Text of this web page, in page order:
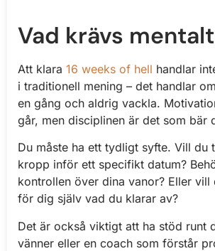
Vad krävs
Att klara 16 weeks of hell handlar
i traditionell mening – det handlar
en gång och aldrig vackla.
går, men disciplinen är det som bär
Du måste ha ett tydligt syfte. Vill du
kropp inför ett specifikt datum?
kontrollen över dina vanor? Eller vill
för dig själv vad du klarar av?
Det är också viktigt att ha stöd runt
vänner eller en coach som förstår